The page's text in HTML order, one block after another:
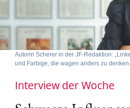
Autorin Scherer in der JF-Redaktion:
und Farbige, die wagen anders zu
Interview der Woche